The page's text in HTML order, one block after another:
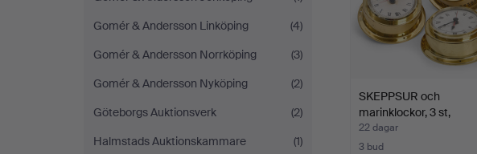
Gomér & Andersson Linköping
(4)
Gomér & Andersson Norrköping
(3)
Gomér & Andersson Nyköping
(2)
Göteborgs Auktionsverk
(2)
Halmstads Auktionskammare
(1)
SKEPPSUR och
marinklockor, 3 st,
mässing, …
22 dagar
3 bud